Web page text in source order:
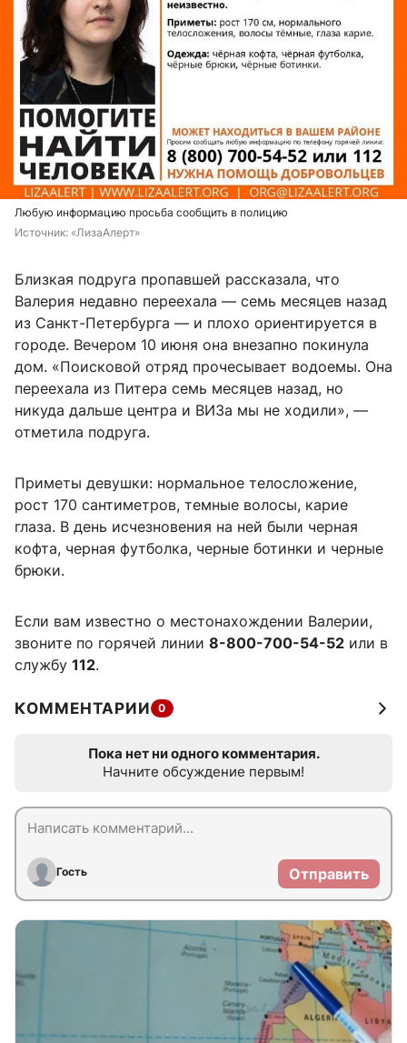
Любую информацию просьба сообщить в полицию
Источник: «ЛизаАлерт»
Близкая подруга пропавшей рассказала, что
Валерия недавно переехала — семь месяцев назад
из Санкт-Петербурга — и плохо ориентируется в
городе. Вечером 10 июня она внезапно покинула
дом. «Поисковой отряд прочесывает водоемы. Она
переехала из Питера семь месяцев назад, но
никуда дальше центра и ВИЗа мы не ходили», —
отметила подруга.
Приметы девушки: нормальное телосложение,
рост 170 сантиметров, темные волосы, карие
глаза. В день исчезновения на ней были черная
кофта, черная футболка, черные ботинки и черные
брюки.
Если вам известно о местонахождении Валерии,
звоните по горячей линии 8-800-700-54-52 или в
службу 112.
КОММЕНТАРИИ 0
Пока нет ни одного комментария.
Начните обсуждение первым!
Гость Отправить